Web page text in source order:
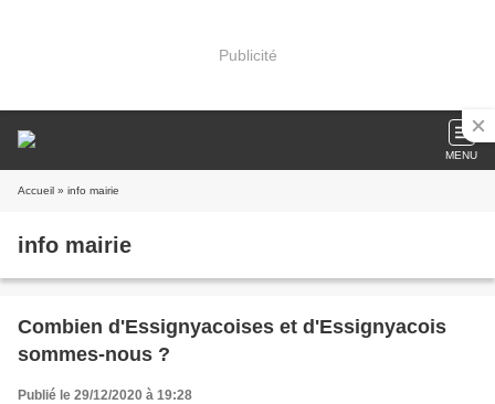
Publicité
MENU
Accueil » info mairie
info mairie
Combien d'Essignyacoises et d'Essignyacois
sommes-nous ?
Publié le 29/12/2020 à 19:28